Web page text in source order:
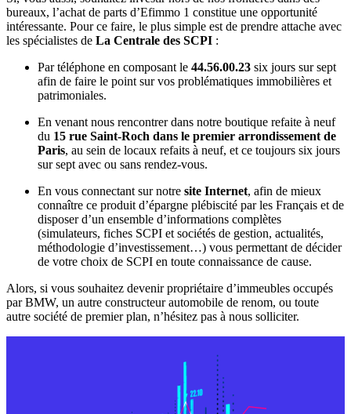
bureaux, l’achat de parts d’Efimmo 1 constitue une opportunité
intéressante. Pour ce faire, le plus simple est de prendre attache avec
les spécialistes de La Centrale des SCPI :
Par téléphone en composant le 44.56.00.23 six jours sur sept
afin de faire le point sur vos problématiques immobilières et
patrimoniales.
En venant nous rencontrer dans notre boutique refaite à neuf
du 15 rue Saint-Roch dans le premier arrondissement de
Paris, au sein de locaux refaits à neuf, et ce toujours six jours
sur sept avec ou sans rendez-vous.
En vous connectant sur notre site Internet, afin de mieux
connaître ce produit d’épargne plébiscité par les Français et de
disposer d’un ensemble d’informations complètes
(simulateurs, fiches SCPI et sociétés de gestion, actualités,
méthodologie d’investissement…) vous permettant de décider
de votre choix de SCPI en toute connaissance de cause.
Alors, si vous souhaitez devenir propriétaire d’immeubles occupés
par BMW, un autre constructeur automobile de renom, ou toute
autre société de premier plan, n’hésitez pas à nous solliciter.